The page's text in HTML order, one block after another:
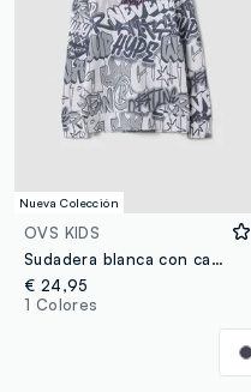
Nueva Colección
OVS KIDS
Sudadera blanca con capucha de mezcla de algodón y estampado graffiti all over para niño
€ 24,95
1 Colores